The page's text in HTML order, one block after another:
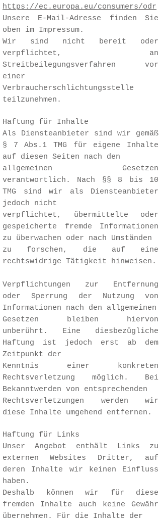
https://ec.europa.eu/consumers/odr
Unsere E-Mail-Adresse finden Sie
oben im Impressum.
Wir sind nicht bereit oder
verpflichtet, an
Streitbeilegungsverfahren vor
einer
Verbraucherschlichtungsstelle
teilzunehmen.
Haftung für Inhalte
Als Diensteanbieter sind wir gemäß
§ 7 Abs.1 TMG für eigene Inhalte
auf diesen Seiten nach den
allgemeinen Gesetzen
verantwortlich. Nach §§ 8 bis 10
TMG sind wir als Diensteanbieter
jedoch nicht
verpflichtet, übermittelte oder
gespeicherte fremde Informationen
zu überwachen oder nach Umständen
zu forschen, die auf eine
rechtswidrige Tätigkeit hinweisen.
Verpflichtungen zur Entfernung
oder Sperrung der Nutzung von
Informationen nach den allgemeinen
Gesetzen bleiben hiervon
unberührt. Eine diesbezügliche
Haftung ist jedoch erst ab dem
Zeitpunkt der
Kenntnis einer konkreten
Rechtsverletzung möglich. Bei
Bekanntwerden von entsprechenden
Rechtsverletzungen werden wir
diese Inhalte umgehend entfernen.
Haftung für Links
Unser Angebot enthält Links zu
externen Websites Dritter, auf
deren Inhalte wir keinen Einfluss
haben.
Deshalb können wir für diese
fremden Inhalte auch keine Gewähr
übernehmen. Für die Inhalte der